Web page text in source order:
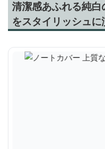
清潔感あふれる純
をスタイリッシュに